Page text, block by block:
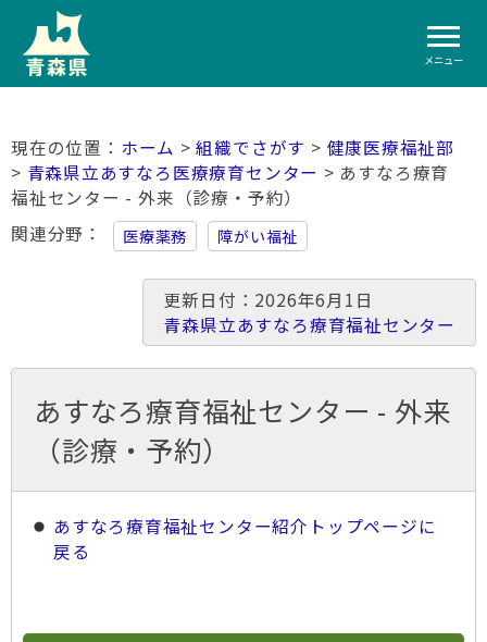
メニュー
ホーム >組織でさがす > 健康医療福祉部
> 青森県立あすなろ医療療育センター > あすなろ療育
福祉センター - 外来（診療・予約）
関連分野
医療薬務 障がい福祉
更新日付：2026年6月1日
青森県立あすなろ療育福祉センター
あすなろ療育福祉センター - 外来
（診療・予約）
あすなろ療育福祉センター紹介トップページに
戻る